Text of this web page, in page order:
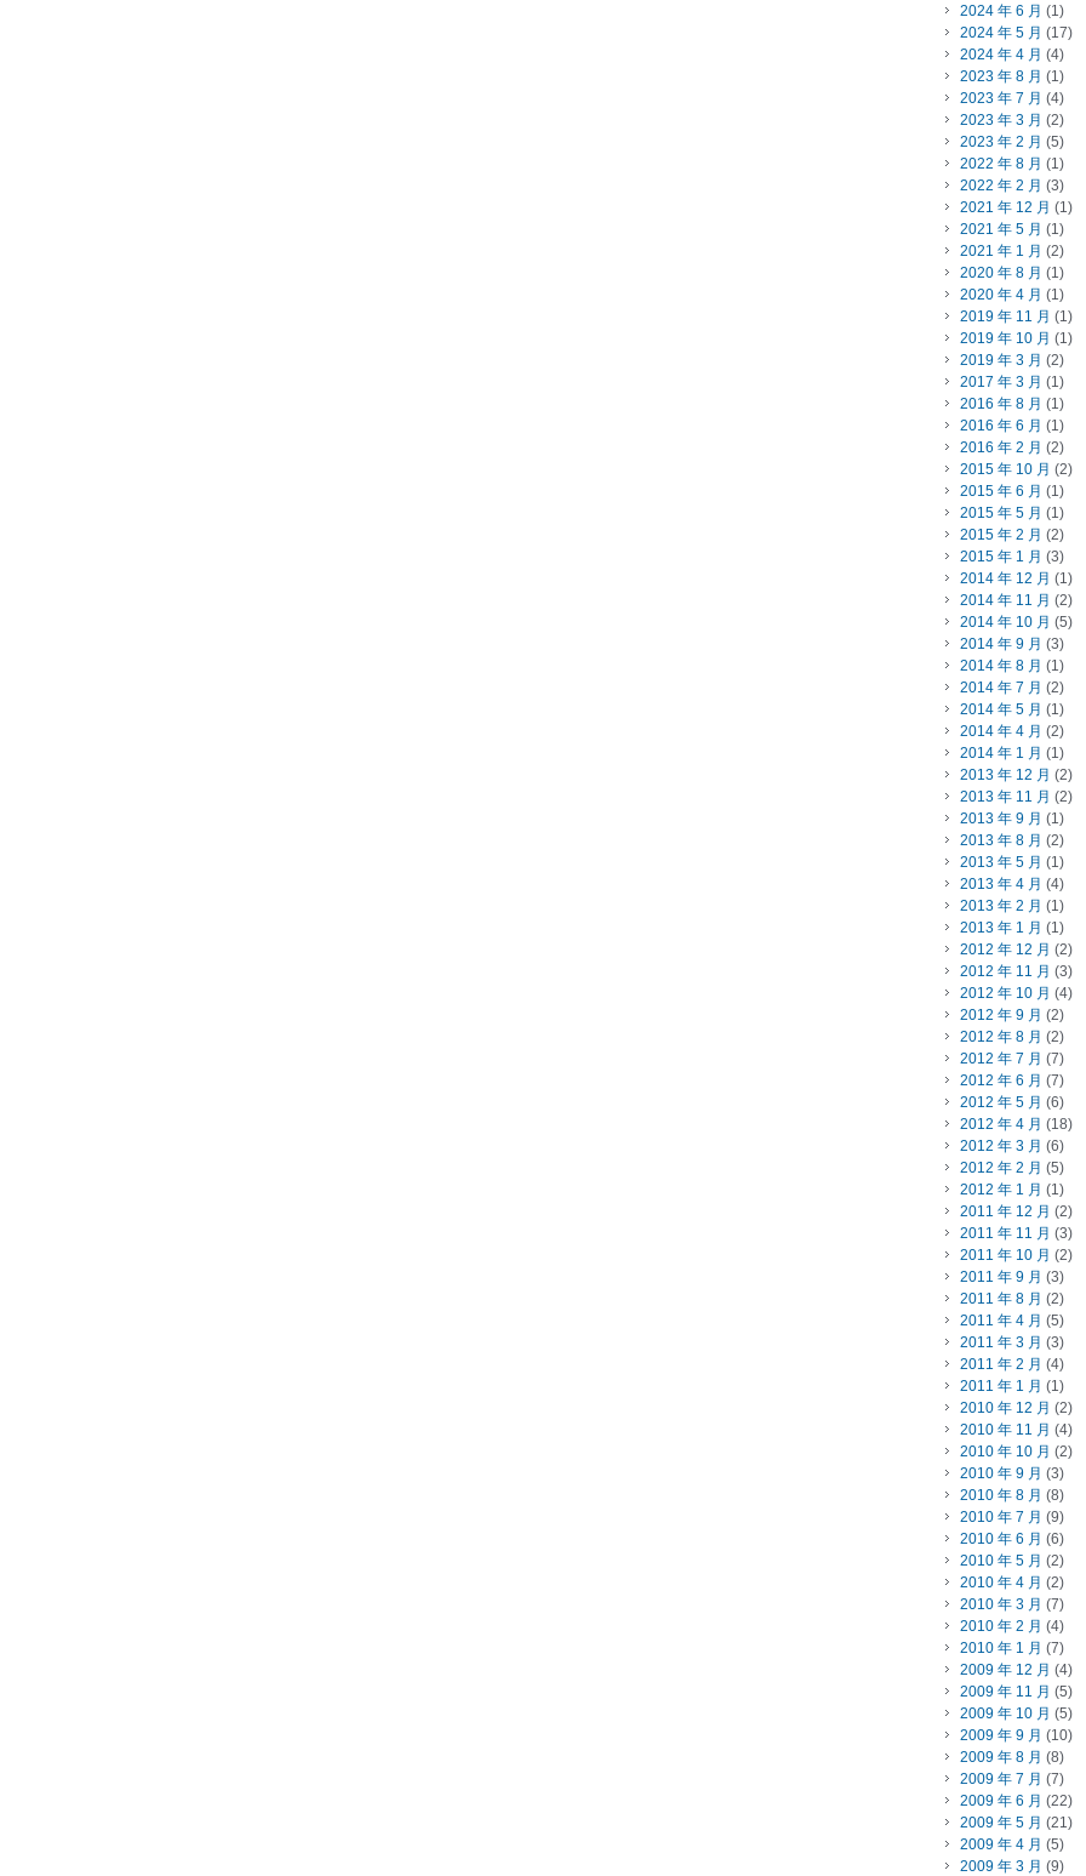
2024 年 6 月 (1)
2024 年 5 月 (17)
2024 年 4 月 (4)
2023 年 8 月 (1)
2023 年 7 月 (4)
2023 年 3 月 (2)
2023 年 2 月 (5)
2022 年 8 月 (1)
2022 年 2 月 (3)
2021 年 12 月 (1)
2021 年 5 月 (1)
2021 年 1 月 (2)
2020 年 8 月 (1)
2020 年 4 月 (1)
2019 年 11 月 (1)
2019 年 10 月 (1)
2019 年 3 月 (2)
2017 年 3 月 (1)
2016 年 8 月 (1)
2016 年 6 月 (1)
2016 年 2 月 (2)
2015 年 10 月 (2)
2015 年 6 月 (1)
2015 年 5 月 (1)
2015 年 2 月 (2)
2015 年 1 月 (3)
2014 年 12 月 (1)
2014 年 11 月 (2)
2014 年 10 月 (5)
2014 年 9 月 (3)
2014 年 8 月 (1)
2014 年 7 月 (2)
2014 年 5 月 (1)
2014 年 4 月 (2)
2014 年 1 月 (1)
2013 年 12 月 (2)
2013 年 11 月 (2)
2013 年 9 月 (1)
2013 年 8 月 (2)
2013 年 5 月 (1)
2013 年 4 月 (4)
2013 年 2 月 (1)
2013 年 1 月 (1)
2012 年 12 月 (2)
2012 年 11 月 (3)
2012 年 10 月 (4)
2012 年 9 月 (2)
2012 年 8 月 (2)
2012 年 7 月 (7)
2012 年 6 月 (7)
2012 年 5 月 (6)
2012 年 4 月 (18)
2012 年 3 月 (6)
2012 年 2 月 (5)
2012 年 1 月 (1)
2011 年 12 月 (2)
2011 年 11 月 (3)
2011 年 10 月 (2)
2011 年 9 月 (3)
2011 年 8 月 (2)
2011 年 4 月 (5)
2011 年 3 月 (3)
2011 年 2 月 (4)
2011 年 1 月 (1)
2010 年 12 月 (2)
2010 年 11 月 (4)
2010 年 10 月 (2)
2010 年 9 月 (3)
2010 年 8 月 (8)
2010 年 7 月 (9)
2010 年 6 月 (6)
2010 年 5 月 (2)
2010 年 4 月 (2)
2010 年 3 月 (7)
2010 年 2 月 (4)
2010 年 1 月 (7)
2009 年 12 月 (4)
2009 年 11 月 (5)
2009 年 10 月 (5)
2009 年 9 月 (10)
2009 年 8 月 (8)
2009 年 7 月 (7)
2009 年 6 月 (22)
2009 年 5 月 (21)
2009 年 4 月 (5)
2009 年 3 月 (9)